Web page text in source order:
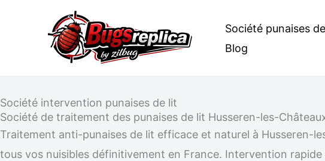
Société punaises
Blog
Société intervention punaises de lit
Société de traitement des punaises de lit Husseren-les-
Traitement anti-punaises de lit efficace et naturel à Husseren-
tous vos nuisibles définitivement en France. Intervention